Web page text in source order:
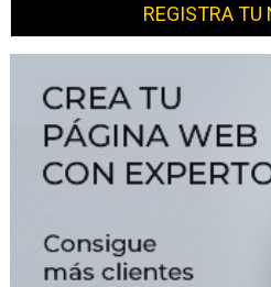
REGISTRA TU